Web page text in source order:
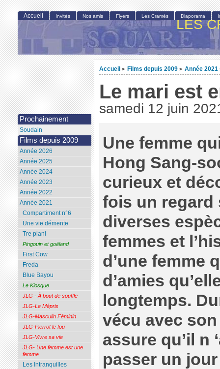
LES
Accueil > Films depuis 2009 > Année 2021
Le mari est
samedi 12 juin
Une femme
Hong Sang-
curieux et
fois un regard
diverses
femmes et
d’une femme
d’amies
longtemps.
vécu avec
assure qu’il n
passer un
Accueil Invités Nos amis Flyers Les Cramés Diaporama
Prochainement
Soudain
Films depuis 2009
Année 2026
Année 2025
Année 2024
Année 2023
Année 2022
Année 2021
Compartiment n°6
Une vie démente
Tre piani
Pingouin et goëland
First Cow
Freda
Blue Bayou
Le Kiosque
JLG - À bout de souffle
JLG-Le Mépris
JLG-Masculin Féminin
JLG-Pierrot le fou
JLG-Vivre sa vie
JLG- Une femme est une
femme
Les Intranquilles